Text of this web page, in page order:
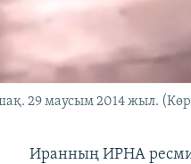
29 маусым 2014 жыл.
Иранның ИРНА ресми